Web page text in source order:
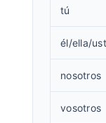
tú
él/ella/
nosotros
vosotros